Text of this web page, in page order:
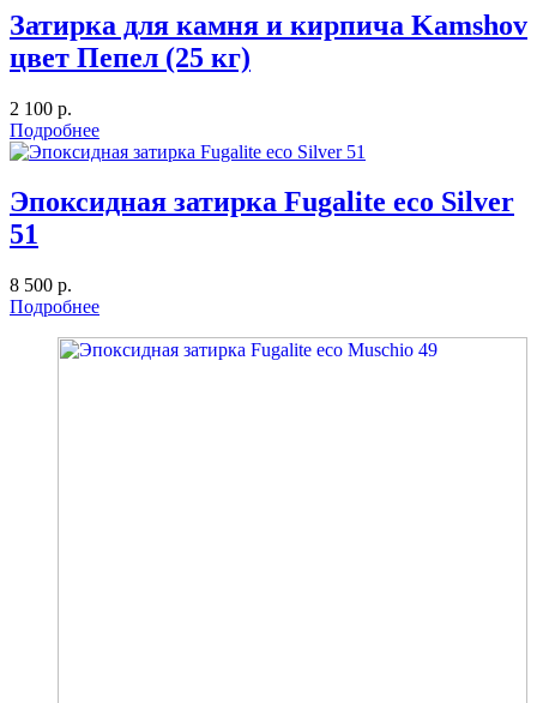
Затирка для камня и кирпича Kamshov
цвет Пепел (25 кг)
2 100 р.
Подробнее
Эпоксидная затирка Fugalite eco Silver
51
8 500 р.
Подробнее